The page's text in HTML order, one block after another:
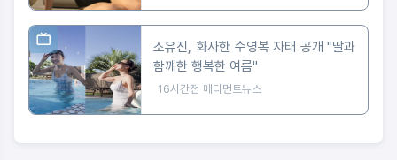
소유진, 화사한 수영복 자태 공개 "딸과
함께한 행복한 여름"
16시간전 메디먼트뉴스